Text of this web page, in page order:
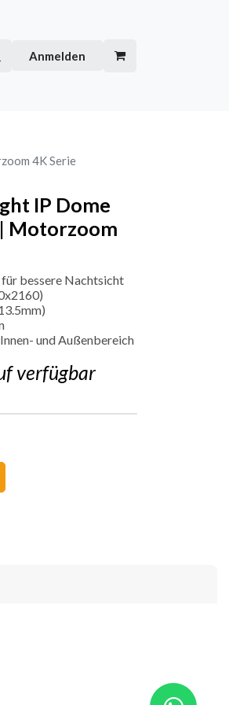
Anmelden
4K Serie
IP Dome
Motorzoom
bessere Nachtsicht
und Außenbereich
verfügbar